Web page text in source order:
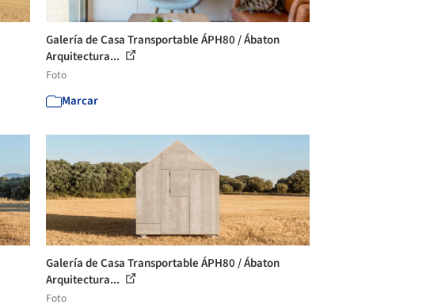
Galería de Casa Transportable ÁPH80 / Ábaton
Arquitectura...
Foto
Marcar
Galería de Casa Transportable ÁPH80 / Ábaton
Arquitectura...
Foto